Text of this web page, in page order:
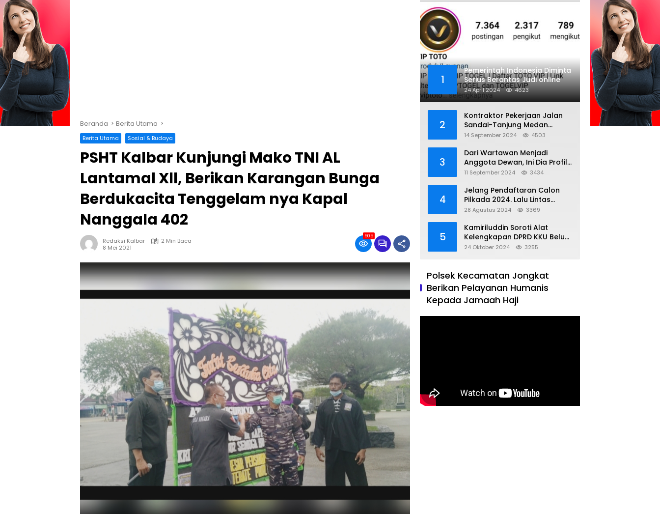
Beranda Berita Utama
Berita Utama Sosial & Budaya
PSHT Kalbar Kunjungi Mako TNI AL
Lantamal Xll, Berikan Karangan Bunga
Berdukacita Tenggelam nya Kapal
Nanggala 402
Redaksi Kalbar
2 Min Baca
8 Mei 2021
505
1
Pemerintah Indonesia Diminta
Serius Berantas Judi online
24 April 2024 4623
2
Kontraktor Pekerjaan Jalan
Sandai-Tanjung Medan
diduga Menggunakan Matrial
14 September 2024 4503
3
Dari Wartawan Menjadi
Anggota Dewan, Ini Dia Profil
Kamiriludin Anggota DPRD
11 September 2024 3434
4
Jelang Pendaftaran Calon
Pilkada 2024. Lalu Lintas
Kayong Utara Aman dan
28 Agustus 2024 3369
5
Kamiriluddin Soroti Alat
Kelengkapan DPRD KKU Belum
Terbentuk
24 Oktober 2024 3255
Polsek Kecamatan Jongkat
Berikan Pelayanan Humanis
Kepada Jamaah Haji